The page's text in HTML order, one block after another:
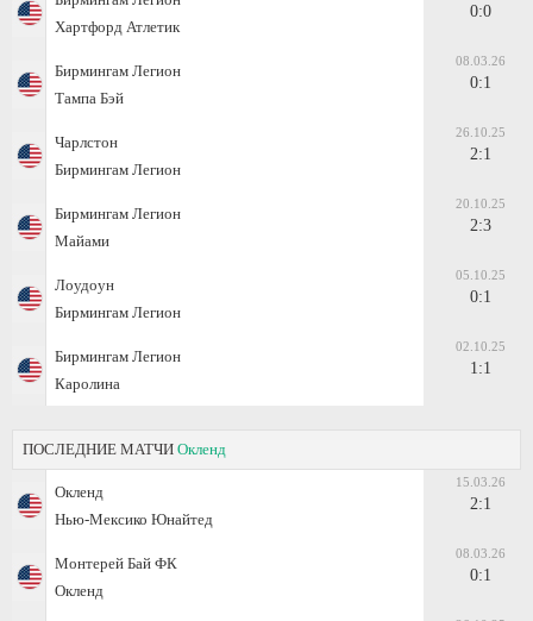
Хартфорд Атлетик
0:0
Бирмингам Легион
Тампа Бэй
08.03.26
0:1
Чарлстон
Бирмингам Легион
26.10.25
2:1
Бирмингам Легион
Майами
20.10.25
2:3
Лоудоун
Бирмингам Легион
05.10.25
0:1
Бирмингам Легион
Каролина
02.10.25
1:1
ПОСЛЕДНИЕ МАТЧИ Окленд
Окленд
Нью-Мексико Юнайтед
15.03.26
2:1
Монтерей Бай ФК
Окленд
08.03.26
0:1